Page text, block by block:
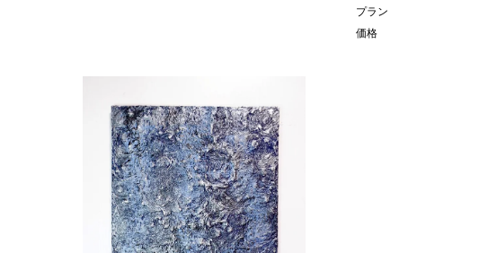
プラン
価格